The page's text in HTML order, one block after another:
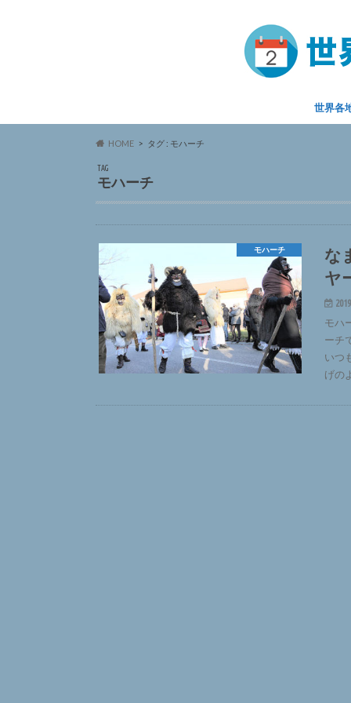
世界各
HOME タグ : モハーチ
TAG
モハーチ
モハーチ
な
ヤ
モハ
ーチ
いつ
げの